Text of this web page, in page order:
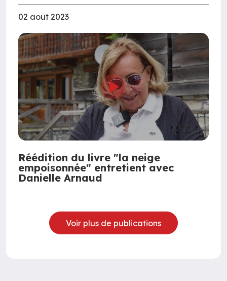
02 août 2023
Réédition du livre "la neige
empoisonnée" entretient avec
Danielle Arnaud
Voir plus de publications